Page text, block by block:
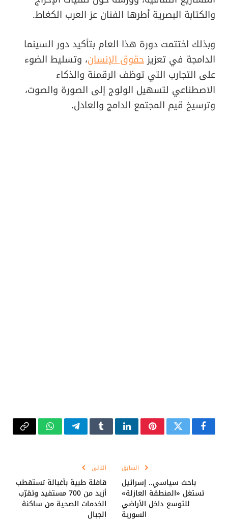
والكتابة البصرية أطرها الفنان عز العرب الكغاط.
وبذلك اختتمت دورة هذا العام بتأكيد دور السينما
الدامجة في تعزيزحقوق الإنسان، وتسليط الضوء
على التجارب التي توظف الرقمنة والذكاء
الاصطناعي لتسهيل الولوج إلى الصورة والصوت،
وترسيخ قيم المجتمع الدامج والعادل.
فيسبوكتويتر بينتيريستلينكدإنTumblrتيلقرامواتسابCopy
السابق
باحث سياسي.. إسرائيل
تستغل «المنطقة العازلة»
للتوسع داخل الأراضي
السورية
التالي
قافلة طبية بأغبالة تستقطب
أزيد من 700 مستفيد وتقرّب
الخدمات الصحية من ساكنة
الجبال